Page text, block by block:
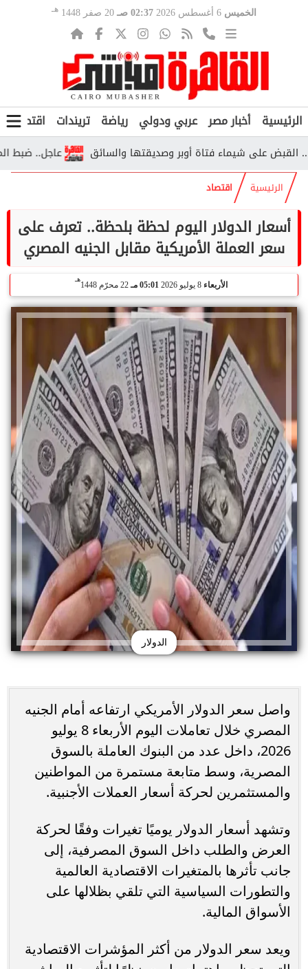
الخميس 02:37 صـ 20 صفر 1448 هـ
الرئيسية أخبار مصر عربي ودولي رياضة تريندات اقتصاد
عاجل.. ضبط المتهمين على شيماء فتاة أوبر وصديقتها والسائق
الرئيسية اقتصاد
أسعار الدولار اليوم لحظة بلحظة.. تعرف على
سعر العملة الأمريكية مقابل الجنيه المصري
الأربعاء 05:01 مـ 22 محرّم 1448
هـ
الدولار
واصل سعر الدولار الأمريكي ارتفاعه أمام الجنيه
المصري خلال تعاملات اليوم الأربعاء 8 يوليو
2026، داخل عدد من البنوك العاملة بالسوق
المصرية، وسط متابعة مستمرة من المواطنين
والمستثمرين لحركة أسعار العملات الأجنبية.
وتشهد أسعار الدولار يوميًا تغيرات وفقًا لحركة
العرض والطلب داخل السوق المصرفية، إلى
جانب تأثرها بالمتغيرات الاقتصادية العالمية
والتطورات السياسية التي تلقي بظلالها على
الأسواق المالية.
ويعد سعر الدولار من أكثر المؤشرات الاقتصادية